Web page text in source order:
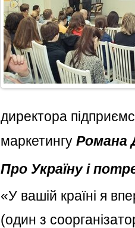
директора
маркетингу Романа
Про Україну і
«У вашій країні я
(один з